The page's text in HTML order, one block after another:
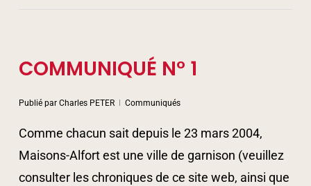
COMMUNIQUÉ N° 1
Publié par Charles PETER Communiqués
Comme chacun sait depuis le 23 mars 2004,
Maisons-Alfort est une ville de garnison (veuillez
consulter les chroniques de ce site web, ainsi que